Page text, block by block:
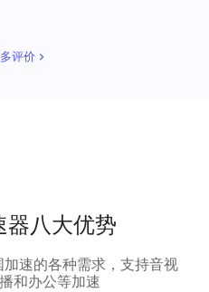
评价
八大优势
速的各种需求，支持音视
和办公等加速